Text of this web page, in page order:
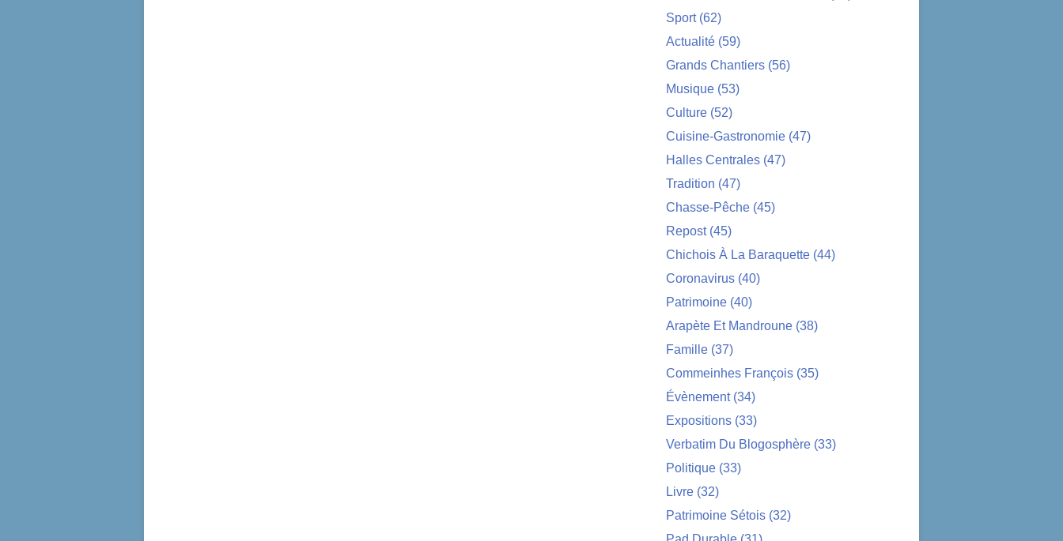
Sport(62)
Actualité (59)
Grands Chantiers (56)
Musique (53)
Culture (52)
Cuisine-Gastronomie (47)
Halles Centrales (47)
Tradition (47)
Chasse-Pêche (45)
Repost(45)
Chichois À La Baraquette (44)
Coronavirus (40)
Patrimoine (40)
Arapète Et Mandroune (38)
Famille (37)
Commeinhes François (35)
Évènement(34)
Expositions (33)
Verbatim Du Blogosphère (33)
Politique (33)
Livre (32)
Patrimoine Sétois (32)